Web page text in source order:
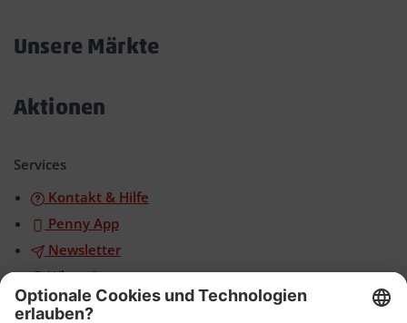
Unsere Märkte
Aktionen
Services
Kontakt & Hilfe
Penny App
Newsletter
WhatsApp
App